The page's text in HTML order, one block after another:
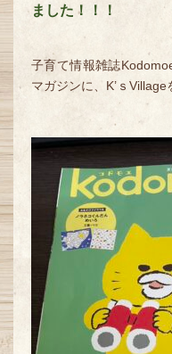
ました！！！
子育て情報雑誌
マガジンに、K’ｓ